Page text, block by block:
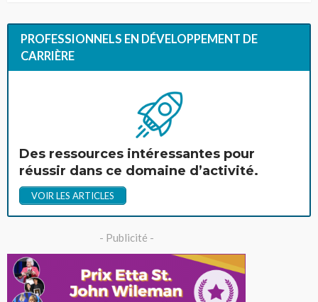
PROFESSIONNELS EN DÉVELOPPEMENT DE
CARRIÈRE
Des ressources intéressantes pour
réussir dans ce domaine d’activité.
VOIR LES ARTICLES
- Publicité -